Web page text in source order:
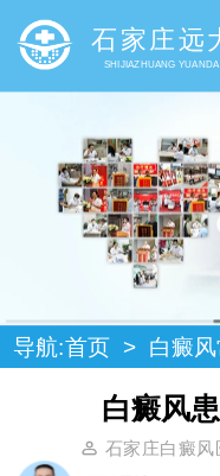
石家庄远
SHIJIAZHUANG
导航:首页 > 白癜
白癜风
石家庄白癜风